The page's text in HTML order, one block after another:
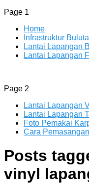
Page 1
Home
Infrastruktur
Lantai Lapangan
Lantai Lapangan
ENLIO INDONESIA
Menyediakan Karpet
Page 2
Lantai Lapangan
Lantai Lapangan
Foto Pemakai
Cara Pemasangan
Posts
vinyl